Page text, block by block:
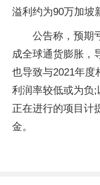
溢利约为90万加坡
公告称，预期
成全球通货膨胀，
也导致与2021年度
利润率较低或为负
正在进行的项目计
金。